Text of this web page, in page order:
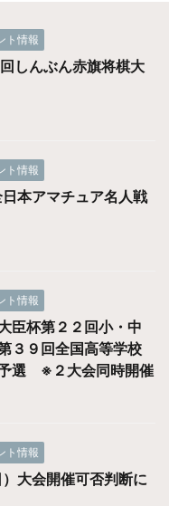
ト情報
しんぶん赤旗将棋大
ト情報
日本アマチュア名人戦
ト情報
臣杯第２２回小・中
３９回全国高等学校
選 ※２大会同時開催
ト情報
大会開催可否判断に